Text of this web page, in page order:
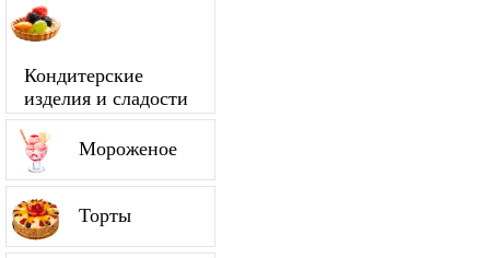
Кондитерские
изделия и сладости
Мороженое
Торты